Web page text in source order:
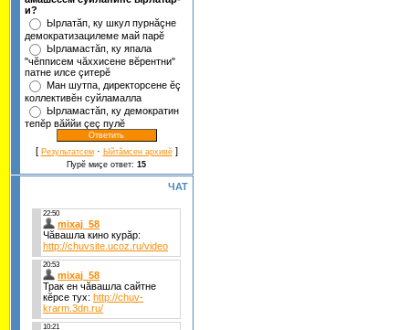
и?
Ырлатăп, ку шкул пурнăçне
демократизацилеме май парĕ
Ырламастăп, ку япала
"чĕпписем чăххисене вĕрентни"
патне илсе çитерĕ
Ман шутпа, директорсене ĕç
коллективĕн суйламалла
Ырламастăп, ку демократин
тепĕр вăййи çеç пулĕ
[ Результатсем· Ыйтăмсен архивĕ]
Пурĕ миçе ответ: 15
ЧАТ